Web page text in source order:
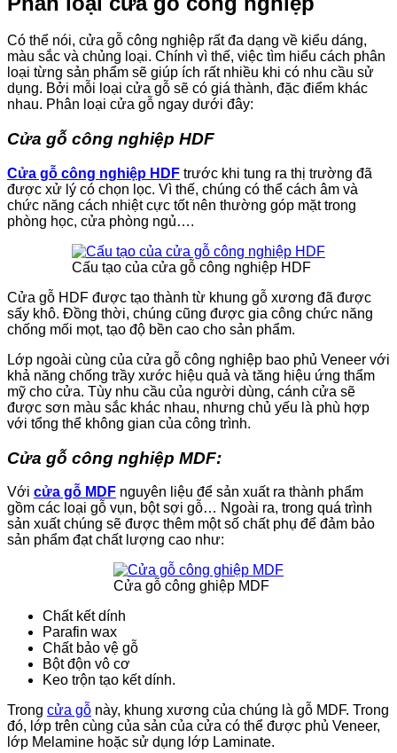
Có thể nói, cửa gỗ công nghiệp rất đa dạng về kiểu dáng,
màu sắc và chủng loại. Chính vì thế, việc tìm hiểu cách phân
loại từng sản phẩm sẽ giúp ích rất nhiều khi có nhu cầu sử
dụng. Bởi mỗi loại cửa gỗ sẽ có giá thành, đặc điểm khác
nhau. Phân loại cửa gỗ ngay dưới đây:
Cửa gỗ công nghiệp HDF
Cửa gỗ công nghiệp HDF trước khi tung ra thị trường đã
được xử lý có chọn lọc. Vì thế, chúng có thể cách âm và
chức năng cách nhiệt cực tốt nên thường góp mặt trong
phòng học, cửa phòng ngủ….
Cấu tạo của cửa gỗ công nghiệp HDF
Cửa gỗ HDF được tạo thành từ khung gỗ xương đã được
sấy khô. Đồng thời, chúng cũng được gia công chức năng
chống mối mọt, tạo độ bền cao cho sản phẩm.
Lớp ngoài cùng của cửa gỗ công nghiệp bao phủ Veneer với
khả năng chống trầy xước hiệu quả và tăng hiệu ứng thẩm
mỹ cho cửa. Tùy nhu cầu của người dùng, cánh cửa sẽ
được sơn màu sắc khác nhau, nhưng chủ yếu là phù hợp
với tổng thể không gian của công trình.
Cửa gỗ công nghiệp MDF:
Với cửa gỗ MDF nguyên liệu để sản xuất ra thành phẩm
gồm các loại gỗ vụn, bột sợi gỗ… Ngoài ra, trong quá trình
sản xuất chúng sẽ được thêm một số chất phụ để đảm bảo
sản phẩm đạt chất lượng cao như:
Cửa gỗ công ghiệp MDF
Chất kết dính
Parafin wax
Chất bảo vệ gỗ
Bột độn vô cơ
Keo trộn tạo kết dính.
Trong cửa gỗ này, khung xương của chúng là gỗ MDF. Trong
đó, lớp trên cùng của sản của cửa có thể được phủ Veneer,
lớp Melamine hoặc sử dụng lớp Laminate.